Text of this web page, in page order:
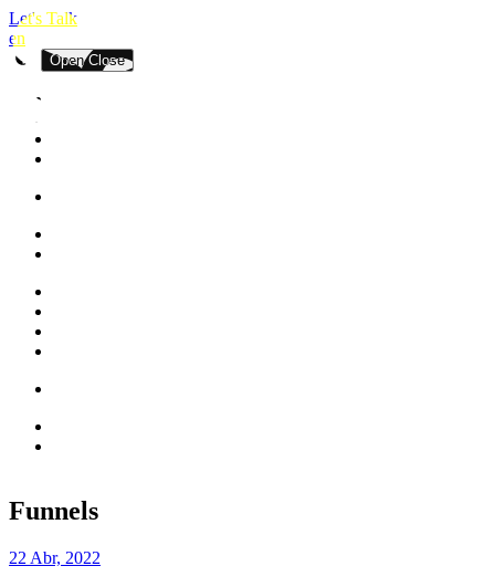
Let's Talk
en
Open Close
Funnels
22 Abr, 2022